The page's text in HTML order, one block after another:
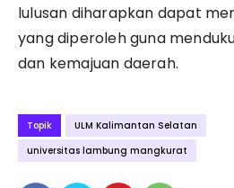
lulusan diharapkan dapat
yang diperoleh guna
dan kemajuan daerah.
Topik
ULM Kalimantan Selatan
universitas lambung mangkurat